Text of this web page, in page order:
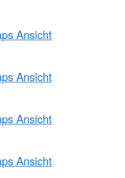
Ansicht
Ansicht
Ansicht
Ansicht